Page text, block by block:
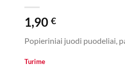
1,90€
Popieriniai juodi puodeliai,
Turime